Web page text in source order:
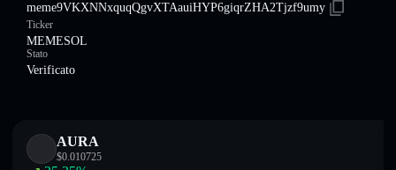
meme9VKXNNxquqQgvXTAauiHYP6giqrZHA2Tjzf9umy
Ticker
MEMESOL
Stato
Verificato
AURA
$0.010725